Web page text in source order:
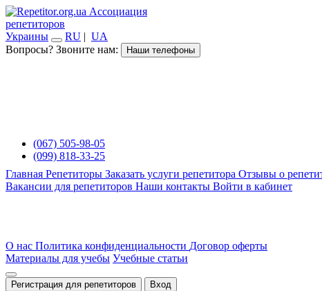
Ассоциация
репетиторов
Украины
RU | UA
Вопросы? Звоните нам:
Наши телефоны
(067) 505-98-05
(099) 818-33-25
Главная Репетиторы Заказать услуги репетитора Отзывы о
Вакансии для репетиторов Наши контакты Войти в кабинет
О нас Политика конфиденциальности Договор оферты
Материалы для учебы Учебные статьи
Регистрация для репетиторов Вход